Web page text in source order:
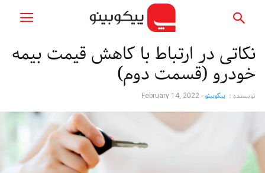
نکاتی در ارتباط با کاهش قیمت بیمه
خودرو (قسمت دوم)
نویسنده : پیکوبینو-
February 14, 2022